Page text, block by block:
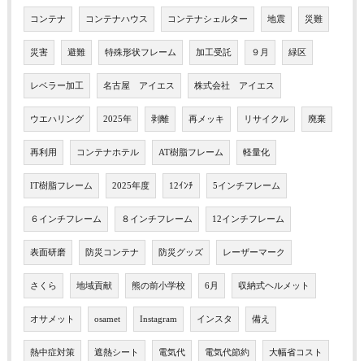
コンテナ コンテナハウス コンテナシェルター 地震 災難
災害 避難 特殊形状フレーム 加工受託 ９月 緑区
レベラー加工 名古屋 アイエス 株式会社 アイエス
ウエハリング 2025年 剥離 再メッキ リサイクル 廃棄
再利用 コンテナホテル AT樹脂フレーム 軽量化
IT樹脂フレーム 2025年度 12ｲﾝﾁ 5インチフレーム
６インチフレーム ８インチフレーム 12インチフレーム
表面研磨 防災コンテナ 防災グッズ レーザーマーク
さくら 地域貢献 熊の前小学校 6月 収納式ヘルメット
オサメット osamet Instagram インスタ 備え
熱中症対策 遮熱シート 電気代 電気代節約 大幅省コスト